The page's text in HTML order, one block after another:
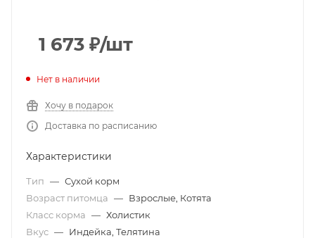
1 673 ₽/шт
Нет в наличии
Хочу в подарок
Доставка по расписанию
Характеристики
Тип — Сухой корм
Возраст питомца — Взрослые, Котята
Класс корма — Холистик
Вкус — Индейка, Телятина